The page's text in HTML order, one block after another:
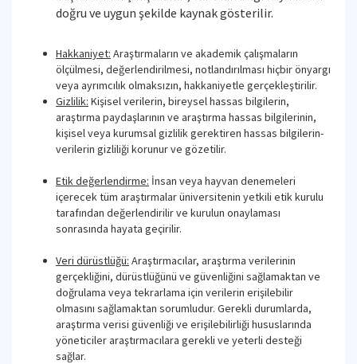
doğru ve uygun şekilde kaynak gösterilir.
Hakkaniyet: Araştırmaların ve akademik çalışmaların
ölçülmesi, değerlendirilmesi, notlandırılması hiçbir önyargı
veya ayrımcılık olmaksızın, hakkaniyetle gerçekleştirilir.
Gizlilik: Kişisel verilerin, bireysel hassas bilgilerin,
araştırma paydaşlarının ve araştırma hassas bilgilerinin,
kişisel veya kurumsal gizlilik gerektiren hassas bilgilerin-
verilerin gizliliği korunur ve gözetilir.
Etik değerlendirme: İnsan veya hayvan denemeleri
içerecek tüm araştırmalar üniversitenin yetkili etik kurulu
tarafından değerlendirilir ve kurulun onaylaması
sonrasında hayata geçirilir.
Veri dürüstlüğü: Araştırmacılar, araştırma verilerinin
gerçekliğini, dürüstlüğünü ve güvenliğini sağlamaktan ve
doğrulama veya tekrarlama için verilerin erişilebilir
olmasını sağlamaktan sorumludur. Gerekli durumlarda,
araştırma verisi güvenliği ve erişilebilirliği hususlarında
yöneticiler araştırmacılara gerekli ve yeterli desteği
sağlar.